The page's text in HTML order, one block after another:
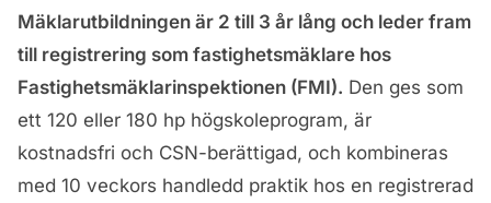
Mäklarutbildningen är 2 till 3 år lång och leder fram
till registrering som fastighetsmäklare hos
Fastighetsmäklarinspektionen (FMI). Den ges som
ett 120 eller 180 hp högskoleprogram, är
kostnadsfri och CSN-berättigad, och kombineras
med 10 veckors handledd praktik hos en registrerad